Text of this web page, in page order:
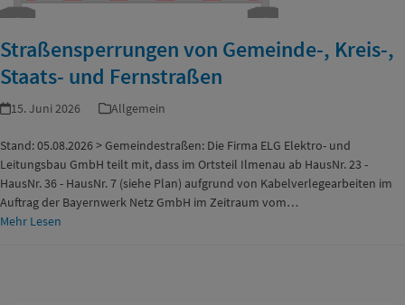
Straßensperrungen von Gemeinde-, Kreis-,
Staats- und Fernstraßen
15. Juni 2026 Allgemein
Stand: 05.08.2026 > Gemeindestraßen: Die Firma ELG Elektro- und
Leitungsbau GmbH teilt mit, dass im Ortsteil Ilmenau ab HausNr. 23 -
HausNr. 36 - HausNr. 7 (siehe Plan) aufgrund von Kabelverlegearbeiten im
Auftrag der Bayernwerk Netz GmbH im Zeitraum vom…
Mehr Lesen